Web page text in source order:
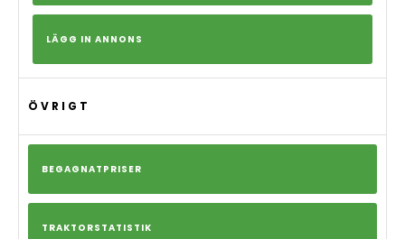
LÄGG IN ANNONS
ÖVRIGT
BEGAGNATPRISER
TRAKTORSTATISTIK